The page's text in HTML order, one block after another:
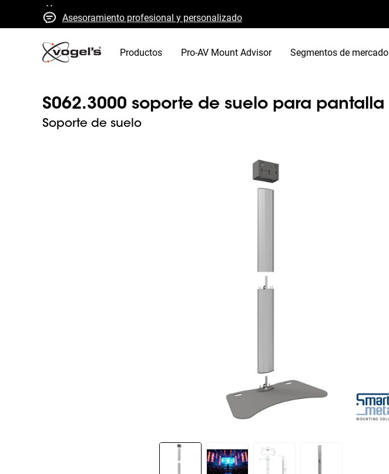
Asesoramiento profesional y personalizado
Presupuestos y entrega rápidos
Alta calidad garantizada
Productos Pro-AV Mount Advisor Segmentos de mercado
S062.3000 soporte de suelo para pantalla
Soporte de suelo
Slide 1 of 4